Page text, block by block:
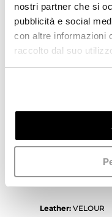
nostri partner che si
pubblicità e social
con altre informazioni
raccolto dal suo
Fuxia
quantity
desideri
Laura Bellariva –
suede leather and
Bellariva for the
Leather:VELOUR